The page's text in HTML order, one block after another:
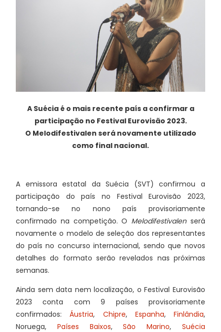
A Suécia é o mais recente país a confirmar a
participação no Festival Eurovisão 2023.
O Melodifestivalen será novamente utilizado
como final nacional.
A emissora estatal da Suécia (SVT) confirmou a
participação do país no Festival Eurovisão 2023,
tornando-se no nono país provisoriamente
confirmado na competição. O Melodifestivalenserá
novamente o modelo de seleção dos representantes
do país no concurso internacional, sendo que novos
detalhes do formato serão revelados nas próximas
semanas.
Ainda sem data nem localização, o Festival Eurovisão
2023 conta com 9 países provisoriamente
confirmados:Áustria, Chipre, Espanha, Finlândia,
Noruega, Países Baixos,São Marino,Suécia